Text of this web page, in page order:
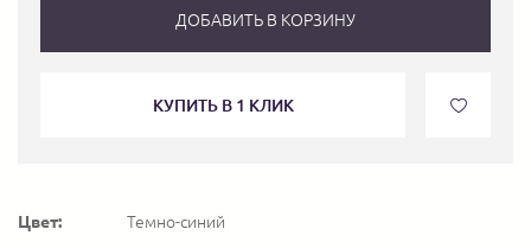
ДОБАВИТЬ В КОРЗИНУ
КУПИТЬ В 1 КЛИК
Цвет:
Темно-синий